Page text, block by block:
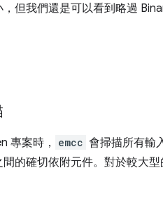
但我們還是可以看到略過
專案時， emcc 會掃描所有輸
的確切依附元件。對於較大